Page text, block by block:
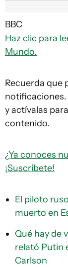
BBC
Haz clic para
Mundo.
Recuerda que
notificaciones.
y actívalas
contenido.
¿Ya conoces
¡Suscríbete!
El piloto
muerto en
Qué hay de
relató Putin
Carlson